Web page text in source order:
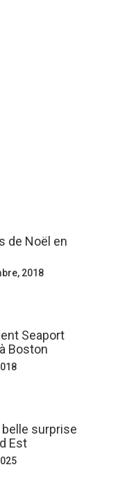
de Noël en
2018
Seaport
Boston
belle surprise
Est